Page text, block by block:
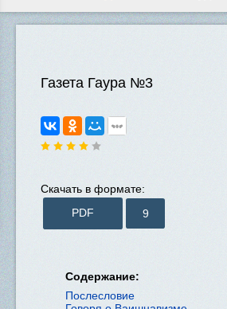
Газета Гаура №3
Скачать в формате:
PDF
9
Содержание:
Послесловие